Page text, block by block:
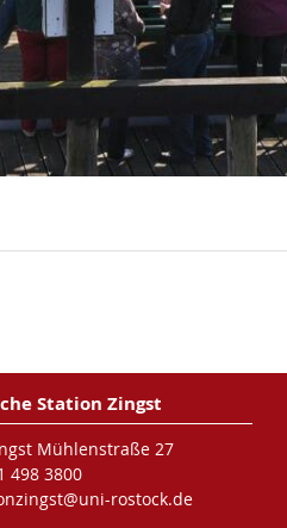
Station Zingst
Mühlenstraße 27
498 3800
rostock.de